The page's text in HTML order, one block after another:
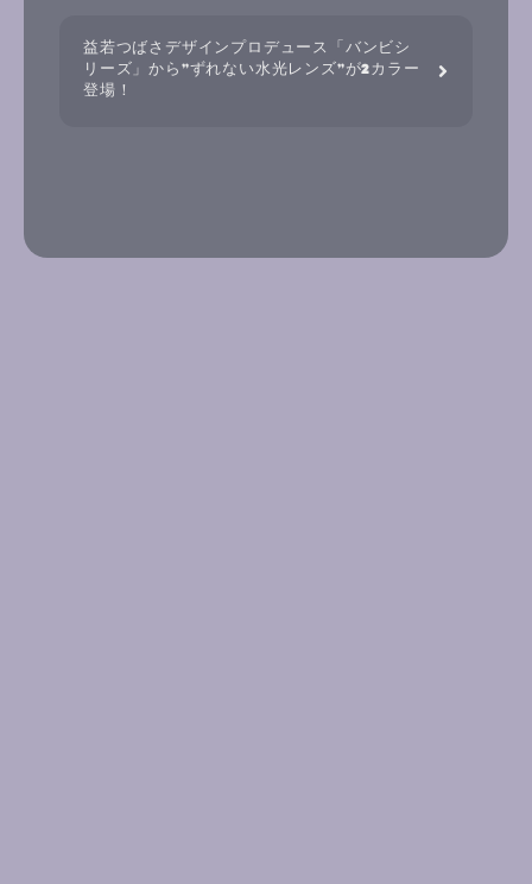
益若つばさデザインプロデュース「バンビシ
リーズ」から”ずれない水光レンズ”が2カラー
登場！